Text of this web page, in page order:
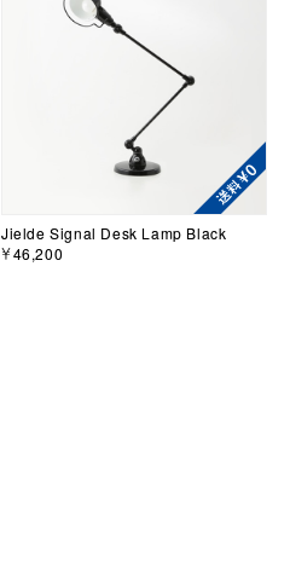
Jielde Signal Desk Lamp Black
￥46,200